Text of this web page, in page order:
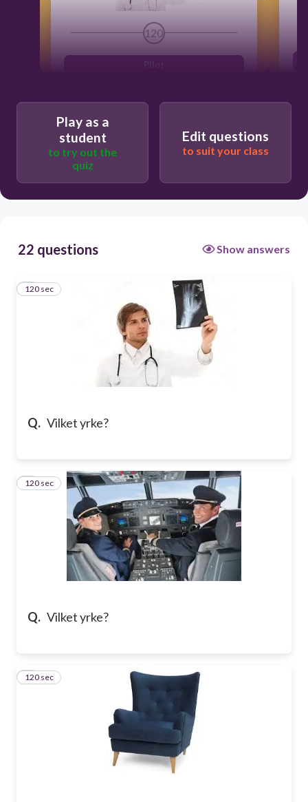
120
Pilot
Play as a
student
to try out the
quiz
Edit questions
to suit your class
22 questions Show answers
Q. Vilket yrke?
1
120 sec
Q. Vilket yrke?
2
120 sec
3
120 sec